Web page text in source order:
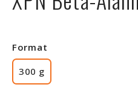
Format
300 g